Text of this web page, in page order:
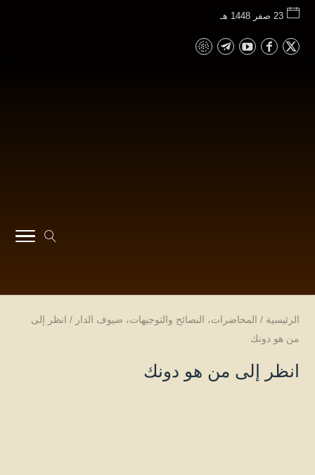
23 صفر 1448 هـ
الرئيسية / المحاضرات، النصائح والتوجيهات، ضيوف الدار / انظر إلى
من هو دونك
انظر إلى من هو دونك